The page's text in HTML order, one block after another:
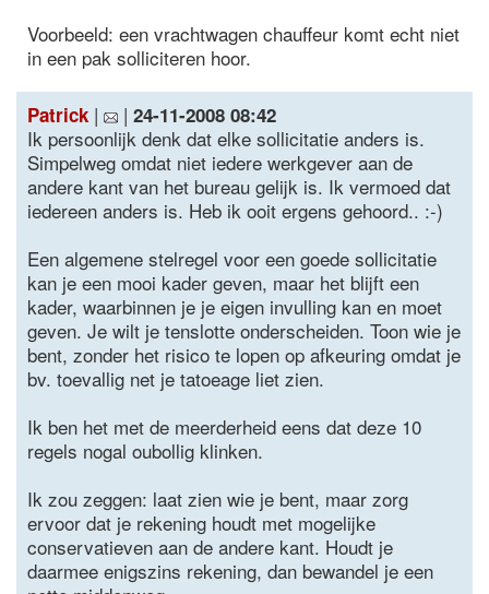
Voorbeeld: een vrachtwagen chauffeur komt echt niet
in een pak solliciteren hoor.
Patrick | | 24-11-2008 08:42
Ik persoonlijk denk dat elke sollicitatie anders is.
Simpelweg omdat niet iedere werkgever aan de
andere kant van het bureau gelijk is. Ik vermoed dat
iedereen anders is. Heb ik ooit ergens gehoord.. :-)
Een algemene stelregel voor een goede sollicitatie
kan je een mooi kader geven, maar het blijft een
kader, waarbinnen je je eigen invulling kan en moet
geven. Je wilt je tenslotte onderscheiden. Toon wie je
bent, zonder het risico te lopen op afkeuring omdat je
bv. toevallig net je tatoeage liet zien.
Ik ben het met de meerderheid eens dat deze 10
regels nogal oubollig klinken.
Ik zou zeggen: laat zien wie je bent, maar zorg
ervoor dat je rekening houdt met mogelijke
conservatieven aan de andere kant. Houdt je
daarmee enigszins rekening, dan bewandel je een